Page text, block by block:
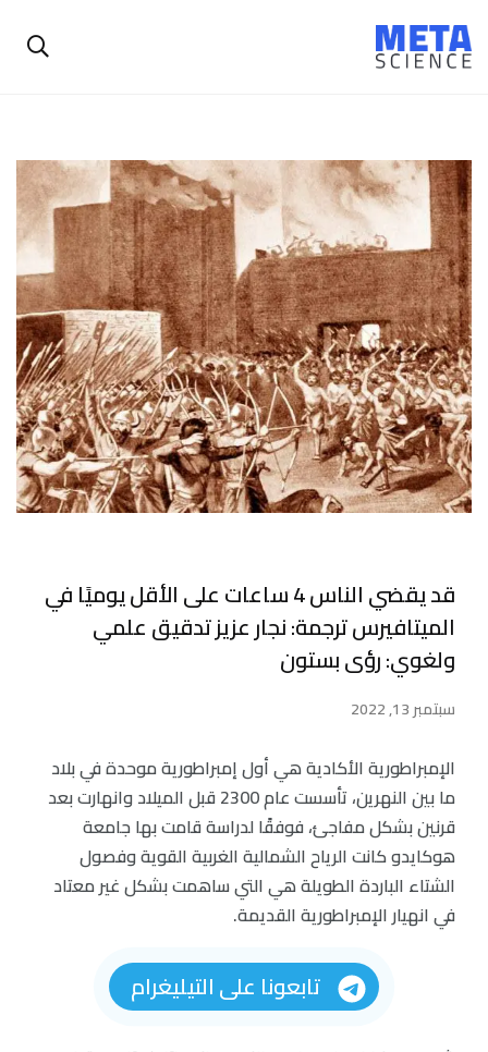
قد يقضي الناس 4 ساعات على الأقل يوميًا في
الميتافيرس ترجمة: نجار عزيز تدقيق علمي
ولغوي: رؤى بستون
سبتمبر 13, 2022
الإمبراطورية الأكادية هي أول إمبراطورية موحدة في بلاد
ما بين النهرين، تأسست عام 2300 قبل الميلاد وانهارت بعد
قرنين بشكل مفاجئ، فوفقًا لدراسة قامت بها جامعة
هوكايدو كانت الرياح الشمالية الغربية القوية وفصول
الشتاء الباردة الطويلة هي التي ساهمت بشكل غير معتاد
في انهيار الإمبراطورية القديمة.
تابعونا على التيليغرام